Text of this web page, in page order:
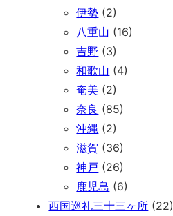
伊勢 (2)
八重山 (16)
吉野 (3)
和歌山 (4)
奄美 (2)
奈良 (85)
沖縄 (2)
滋賀 (36)
神戸 (26)
鹿児島 (6)
西国巡礼三十三ヶ所 (22)